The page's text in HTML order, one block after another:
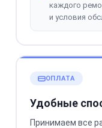
каждого
и условия
ОПЛАТА
Удобные
Принимаем все